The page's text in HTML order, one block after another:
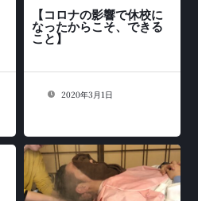
【コロナの影響で休校に
なったからこそ、できる
こと】
2020年3月1日